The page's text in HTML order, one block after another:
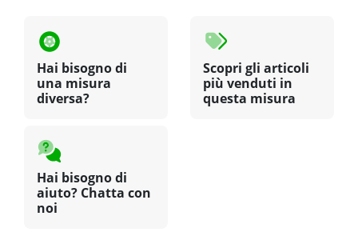
Hai bisogno di
una misura
diversa?
Scopri gli articoli
più venduti in
questa misura
Hai bisogno di
aiuto? Chatta con
noi